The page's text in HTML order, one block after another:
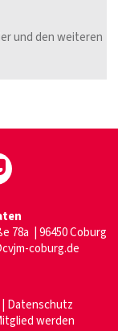
und den weiteren
78a | 96450 Coburg
coburg.de
Datenschutz
werden